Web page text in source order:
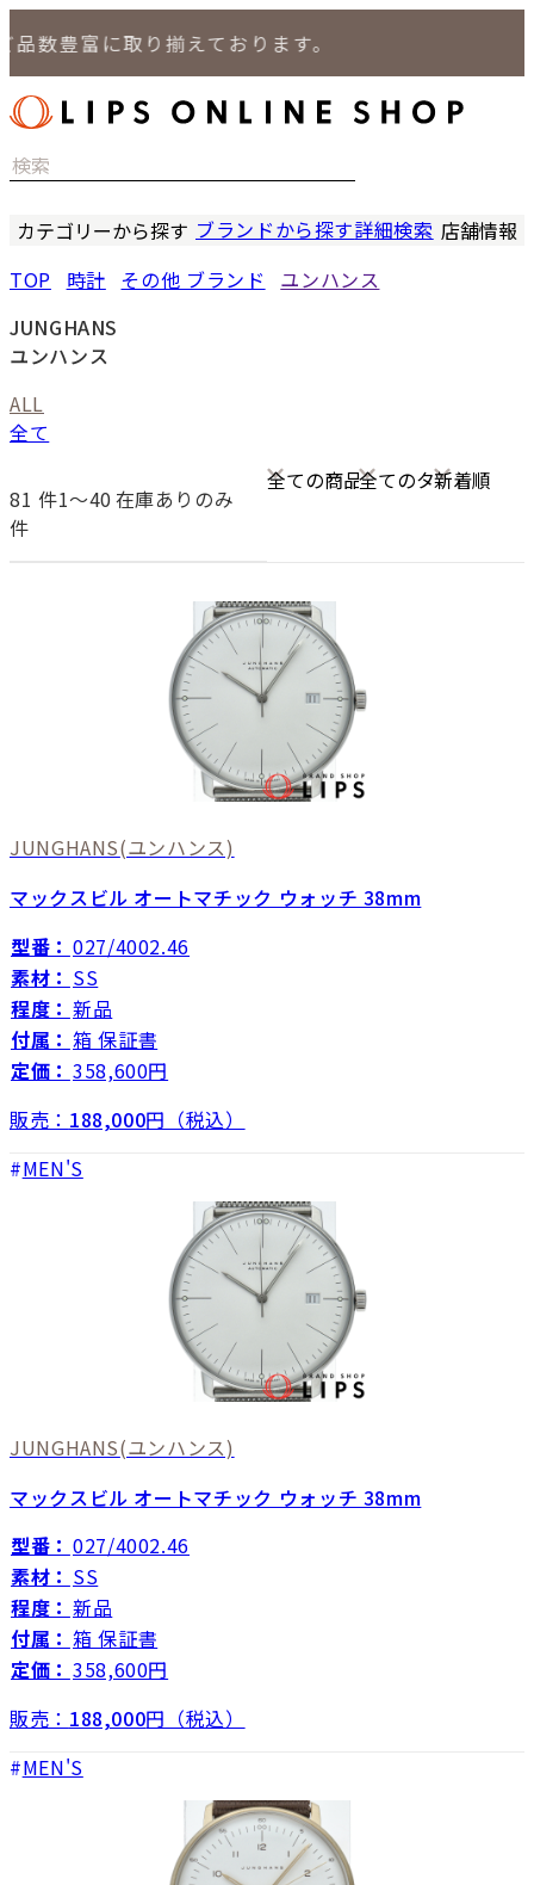
富に取り揃えております。
カテゴリーから探す
バッグ
小物
ジュエリー
セール商品
特集
ブランドから探す詳細検索 店舗情報
TOP 時計 その他 ブランド
ユンハンス
JUNGHANS
ユンハンス
ALL
全て
81 件1〜40
件
在庫ありのみ
JUNGHANS(ユンハンス)
マックスビル オートマチック ウォッチ 38mm
型番： 027/4002.46
素材： SS
程度： 新品
付属： 箱 保証書
定価： 358,600円
販売： 188,000円（税込）
MEN'S
JUNGHANS(ユンハンス)
マックスビル オートマチック ウォッチ 38mm
型番： 027/4002.46
素材： SS
程度： 新品
付属： 箱 保証書
定価： 358,600円
販売： 188,000円（税込）
MEN'S